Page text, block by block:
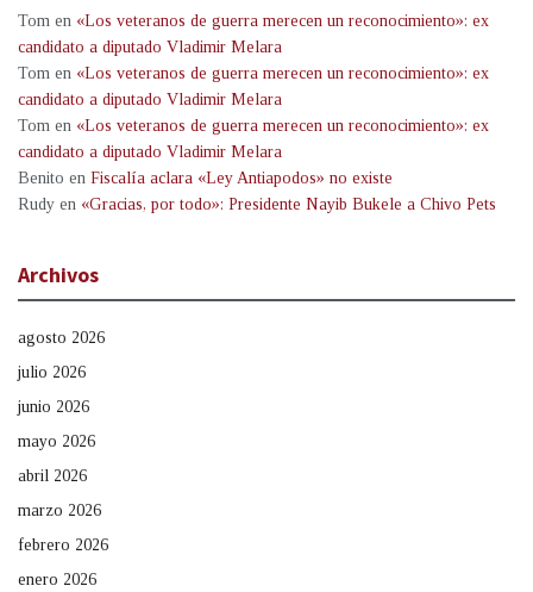
Tom en «Los veteranos de guerra merecen un reconocimiento»: ex
candidato a diputado Vladimir Melara
Tom en «Los veteranos de guerra merecen un reconocimiento»: ex
candidato a diputado Vladimir Melara
Tom en «Los veteranos de guerra merecen un reconocimiento»: ex
candidato a diputado Vladimir Melara
Benito en Fiscalía aclara «Ley Antiapodos» no existe
Rudy en «Gracias, por todo»: Presidente Nayib Bukele a Chivo Pets
Archivos
agosto 2026
julio 2026
junio 2026
mayo 2026
abril 2026
marzo 2026
febrero 2026
enero 2026